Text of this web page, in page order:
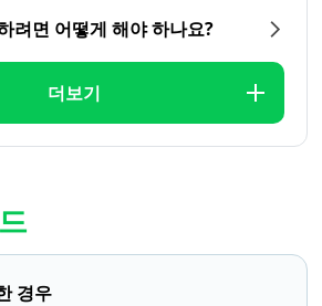
려면 어떻게 해야 하나요?
더보기
경우